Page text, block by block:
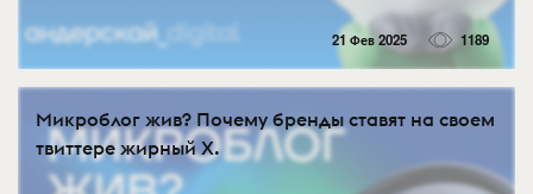
21 Фев 2025 1189
Микроблог жив? Почему бренды ставят на своем
твиттере жирный Х.